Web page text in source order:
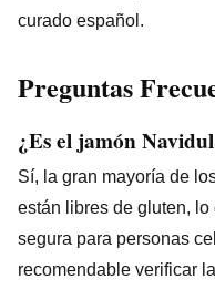
curado español.
Preguntas
¿Es el jamón
Sí, la gran mayoría de
están libres de gluten,
segura para personas
recomendable verificar